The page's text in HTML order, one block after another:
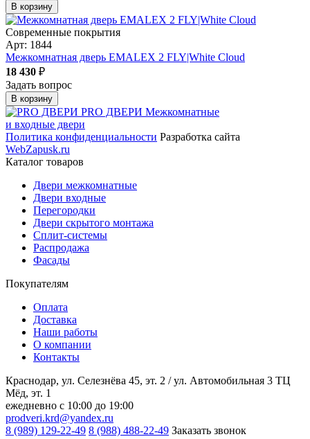
В корзину
Современные покрытия
Арт: 1844
Межкомнатная дверь EMALEX 2 FLY|White Cloud
18 430 ₽
Задать вопрос
В корзину
PRO ДВЕРИ Межкомнатные
и входные двери
Политика конфиденциальности Разработка сайта
WebZapusk.ru
Каталог товаров
Двери межкомнатные
Двери входные
Перегородки
Двери скрытого монтажа
Сплит-системы
Распродажа
Фасады
Покупателям
Оплата
Доставка
Наши работы
О компании
Контакты
Краснодар, ул. Селезнёва 45, эт. 2 / ул. Автомобильная 3 ТЦ
Мёд, эт. 1
ежедневно с 10:00 до 19:00
prodveri.krd@yandex.ru
8 (989) 129-22-49 8 (988) 488-22-49 Заказать звонок